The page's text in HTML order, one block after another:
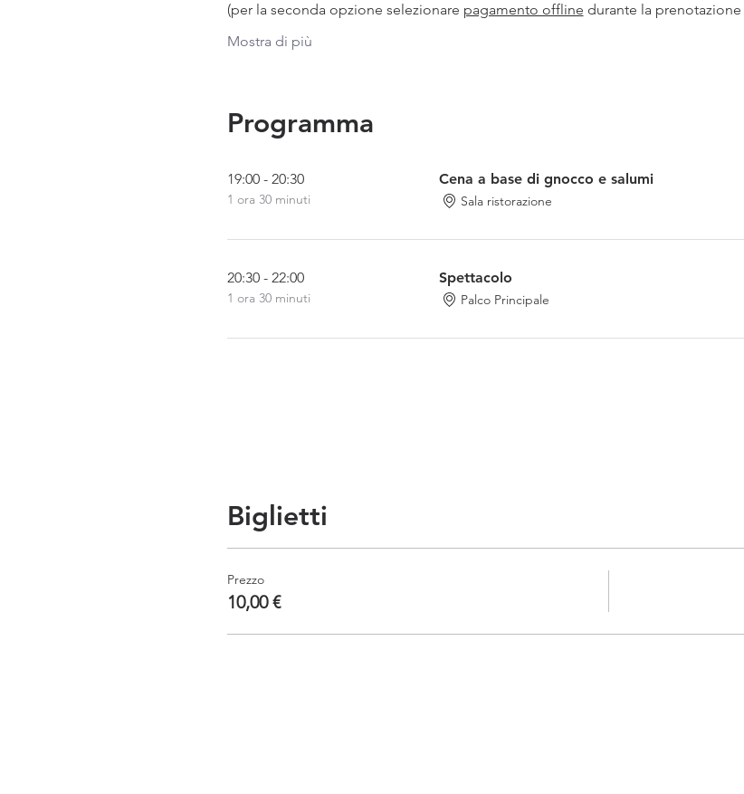
(per la seconda opzione selezionare pagamento offline durante la
Mostra di più
Programma
19:00 - 20:30
1 ora 30 minuti
Cena a base di gnocco e salumi
Sala ristorazione
20:30 - 22:00
1 ora 30 minuti
Spettacolo
Palco Principale
Biglietti
Prezzo
10,00 €